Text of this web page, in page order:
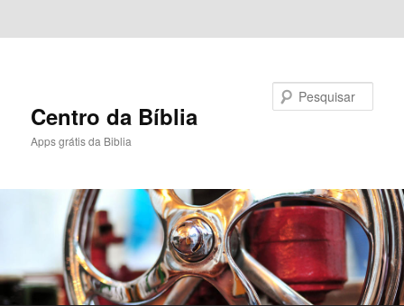
Centro da Bíblia
Apps grátis da Biblia